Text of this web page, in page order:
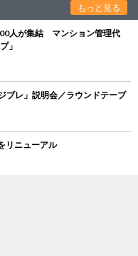
もっと見る
人が集結 マンション管理代
」
レ」説明会／ラウンドテーブ
リニューアル